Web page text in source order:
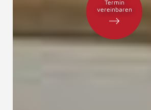
Termin
vereinbaren